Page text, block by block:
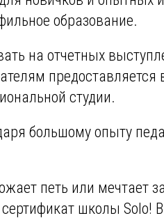
образование.
на отчетных
предоставляется
студии.
большому опыту
петь или мечтает
школы Solo!